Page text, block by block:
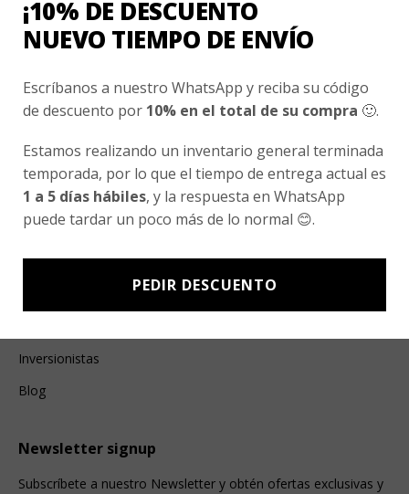
Esenciales
Contacto
Cambios y Devoluciones
¿Cómo Medirme?
Conocenos
Inversionistas
Blog
Newsletter signup
Subscríbete a nuestro Newsletter y obtén ofertas exclusivas y
¡10% DE DESCUENTO
NUEVO TIEMPO DE ENVÍO
Escríbanos a nuestro WhatsApp y reciba su código
de descuento por 10% en el total de su compra 🙂.
Estamos realizando un inventario general terminada
temporada, por lo que el tiempo de entrega actual es
1 a 5 días hábiles, y la respuesta en WhatsApp
puede tardar un poco más de lo normal 😊.
PEDIR DESCUENTO